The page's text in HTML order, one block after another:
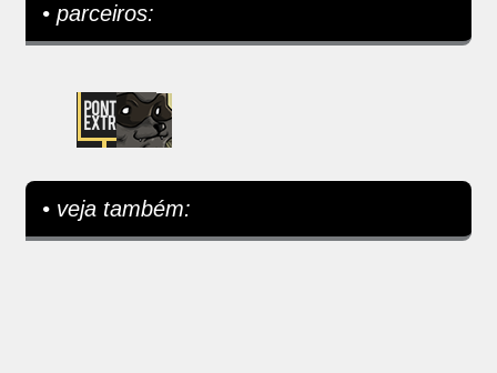
• parceiros:
• veja também: